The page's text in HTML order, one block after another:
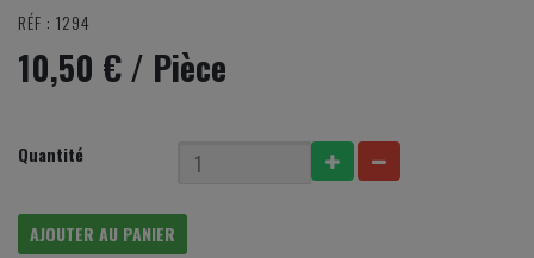
RÉF : 1294
10,50 €/ Pièce
Quantité
AJOUTER AU PANIER